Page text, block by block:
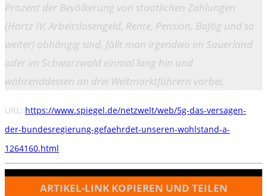
Prozent der Bevölkerung von staatlichen Zahlungen
(Hartz IV, Arbeitslosengeld, Rente, Pension, Bafög und so
weiter) abhängig sind, fällt man irgendwo im Sauerland
oder im Schwarzwald einmal lang hin und
währenddessen an drei Weltmarktführern vorbei.
URL: https://www.spiegel.de/netzwelt/web/5g-das-versagen-
der-bundesregierung-gefaehrdet-unseren-wohlstand-a-
1264160.html
ARTIKEL-LINK KOPIEREN UND TEILEN